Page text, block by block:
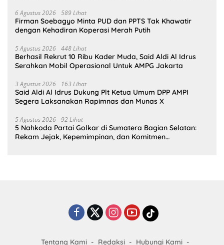
6 Agustus 2026 589 Lihat
Firman Soebagyo Minta PUD dan PPTS Tak Khawatir
dengan Kehadiran Koperasi Merah Putih
5 Agustus 2026 448 Lihat
Berhasil Rekrut 10 Ribu Kader Muda, Said Aldi Al Idrus
Serahkan Mobil Operasional Untuk AMPG Jakarta
3 Agustus 2026 163 Lihat
Said Aldi Al Idrus Dukung Plt Ketua Umum DPP AMPI
Segera Laksanakan Rapimnas dan Munas X
5 Agustus 2026 92 Lihat
5 Nahkoda Partai Golkar di Sumatera Bagian Selatan:
Rekam Jejak, Kepemimpinan, dan Komitmen
Tentang Kami Redaksi Hubungi Kami